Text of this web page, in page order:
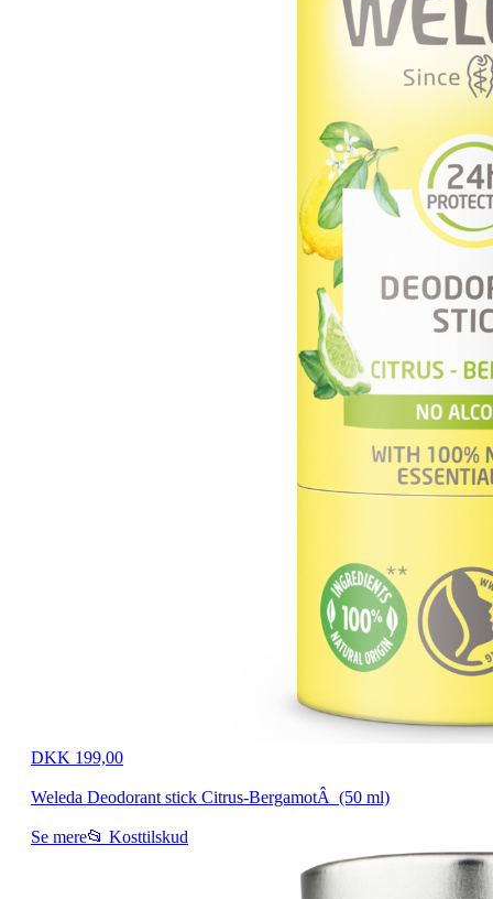
DKK 199,00
Weleda Deodorant stick Citrus-BergamotÂ (50 ml)
Se mere📂 Kosttilskud